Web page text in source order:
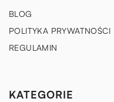
BLOG
POLITYKA PRYWATNOŚCI
REGULAMIN
KATEGORIE